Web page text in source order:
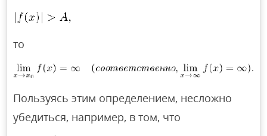
то
Пользуясь этим определением, несложно
убедиться, например, в том, что